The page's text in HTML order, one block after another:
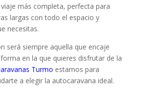
más completa, perfecta para
largas con todo el espacio y
necesitas.
será siempre aquella que encaje
en la que quieres disfrutar de la
Turmo estamos para
a elegir la autocaravana ideal.